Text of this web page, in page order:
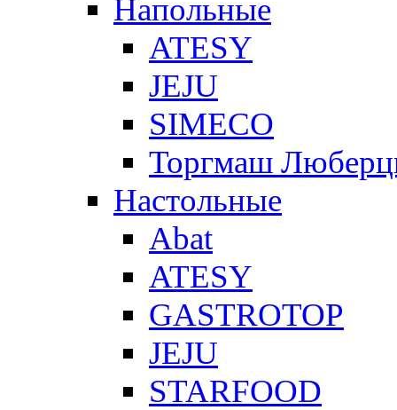
Напольные
ATESY
JEJU
SIMECO
Торгмаш
Настольные
Abat
ATESY
GASTROTOP
JEJU
STARFOOD